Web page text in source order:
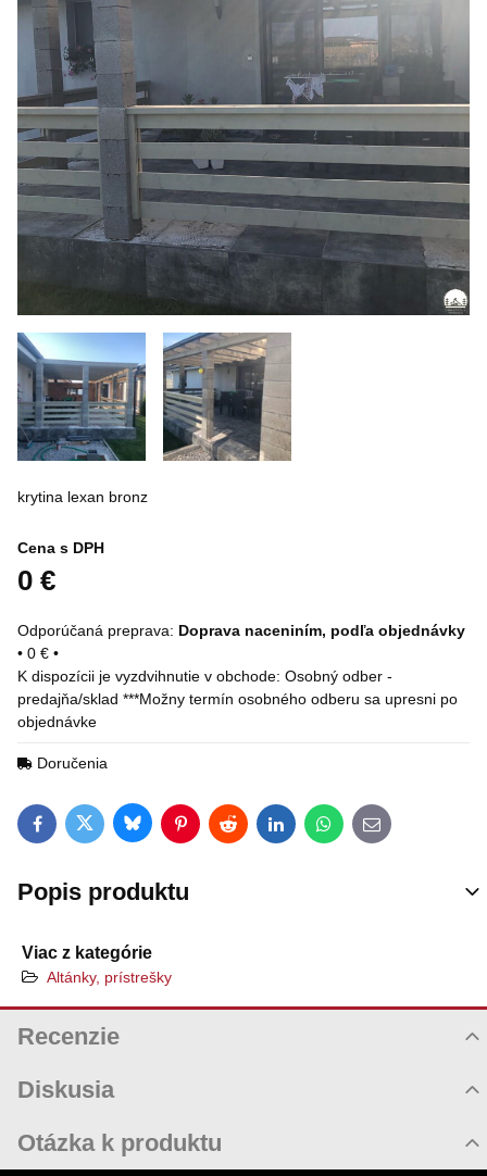
krytina lexan bronz
Cena s DPH
0 €
Doprava naceniním, podľa objednávky
• 0 € •
Osobný odber -
predajňa/sklad ***Možny termín osobného odberu sa upresni po
objednávke
Doručenia
FacebookTwitterBlueskyPinterestRedditLinkedInWhatsApp
E-mail
Popis produktu
Viac z kategórie
Altánky, prístrešky
Recenzie
Diskusia
Zatiaľ nie sú žiadne komentáre! Buďte prvý!
Otázka k produktu